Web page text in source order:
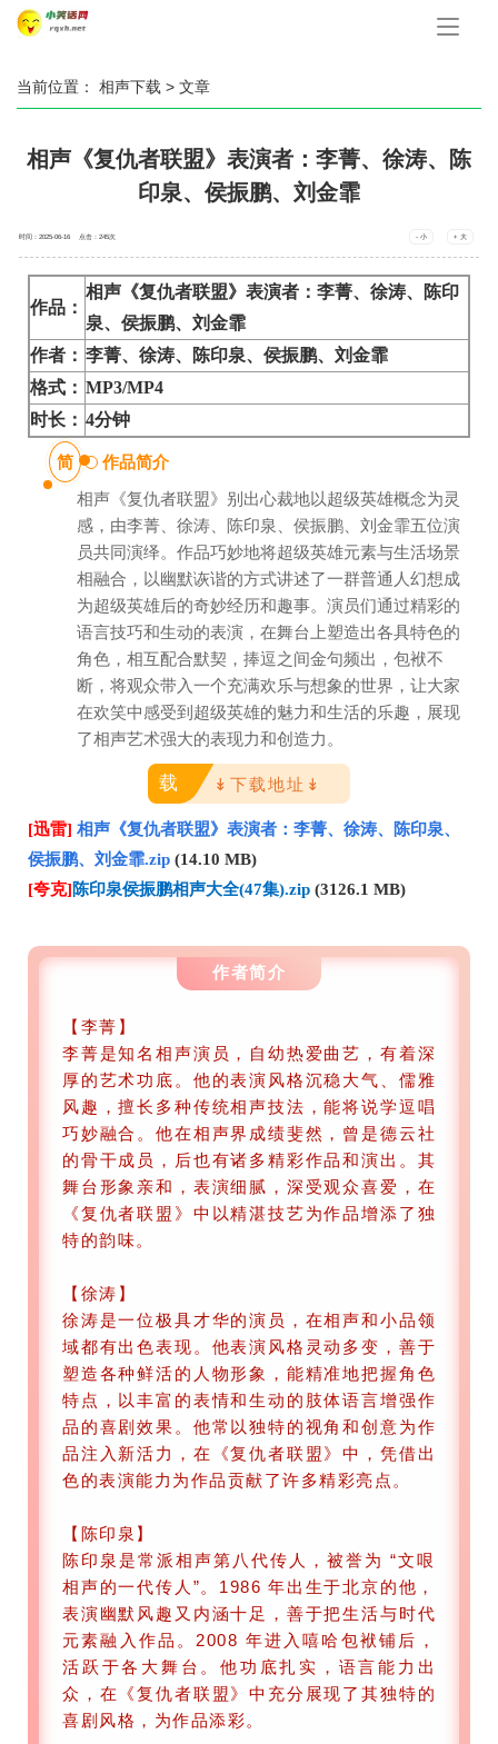
手
当前位置： 相声下载 > 文章
相声《复仇者联盟》表演者：李菁、徐涛、陈
印泉、侯振鹏、刘金霏
时间：2025-06-16 点击：245次 - 小 + 大
作品：
相声《复仇者联盟》表演者：李菁、徐涛、陈印
泉、侯振鹏、刘金霏
作者： 李菁、徐涛、陈印泉、侯振鹏、刘金霏
格式： MP3/MP4
时长： 4分钟
简
作品简介
相声《复仇者联盟》别出心裁地以超级英雄概念为灵
感，由李菁、徐涛、陈印泉、侯振鹏、刘金霏五位演
员共同演绎。作品巧妙地将超级英雄元素与生活场景
相融合，以幽默诙谐的方式讲述了一群普通人幻想成
为超级英雄后的奇妙经历和趣事。演员们通过精彩的
语言技巧和生动的表演，在舞台上塑造出各具特色的
角色，相互配合默契，捧逗之间金句频出，包袱不
断，将观众带入一个充满欢乐与想象的世界，让大家
在欢笑中感受到超级英雄的魅力和生活的乐趣，展现
了相声艺术强大的表现力和创造力。
载 ↡下载地址↡
[迅雷] 相声《复仇者联盟》表演者：李菁、徐涛、陈印泉、
侯振鹏、刘金霏.zip (14.10 MB)
[夸克]陈印泉侯振鹏相声大全(47集).zip (3126.1‬ MB)
作者简介
【李菁】
李菁是知名相声演员，自幼热爱曲艺，有着深
厚的艺术功底。他的表演风格沉稳大气、儒雅
风趣，擅长多种传统相声技法，能将说学逗唱
巧妙融合。他在相声界成绩斐然，曾是德云社
的骨干成员，后也有诸多精彩作品和演出。其
舞台形象亲和，表演细腻，深受观众喜爱，在
《复仇者联盟》中以精湛技艺为作品增添了独
特的韵味。
【徐涛】
徐涛是一位极具才华的演员，在相声和小品领
域都有出色表现。他表演风格灵动多变，善于
塑造各种鲜活的人物形象，能精准地把握角色
特点，以丰富的表情和生动的肢体语言增强作
品的喜剧效果。他常以独特的视角和创意为作
品注入新活力，在《复仇者联盟》中，凭借出
色的表演能力为作品贡献了许多精彩亮点。
【陈印泉】
陈印泉是常派相声第八代传人，被誉为 “文哏
相声的一代传人”。1986 年出生于北京的他，
表演幽默风趣又内涵十足，善于把生活与时代
元素融入作品。2008 年进入嘻哈包袱铺后，
活跃于各大舞台。他功底扎实，语言能力出
众，在《复仇者联盟》中充分展现了其独特的
喜剧风格，为作品添彩。